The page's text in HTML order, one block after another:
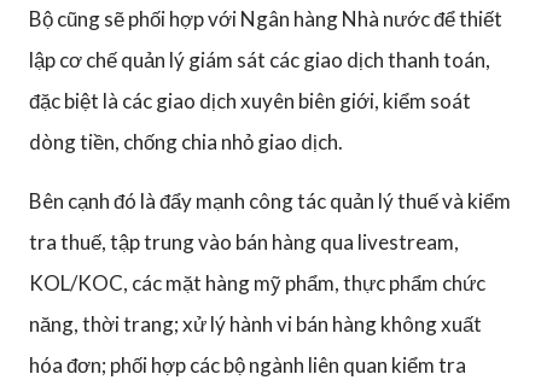
Bộ cũng sẽ phối hợp với Ngân hàng Nhà nước để thiết
lập cơ chế quản lý giám sát các giao dịch thanh toán,
đặc biệt là các giao dịch xuyên biên giới, kiểm soát
dòng tiền, chống chia nhỏ giao dịch.
Bên cạnh đó là đẩy mạnh công tác quản lý thuế và kiểm
tra thuế, tập trung vào bán hàng qua livestream,
KOL/KOC, các mặt hàng mỹ phẩm, thực phẩm chức
năng, thời trang; xử lý hành vi bán hàng không xuất
hóa đơn; phối hợp các bộ ngành liên quan kiểm tra